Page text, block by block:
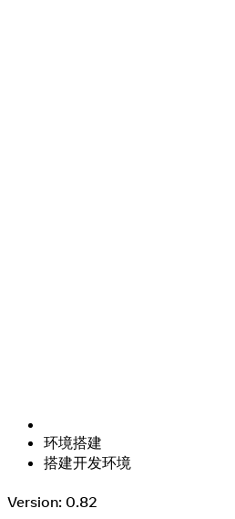
环境搭建
搭建开发环境
Version: 0.82